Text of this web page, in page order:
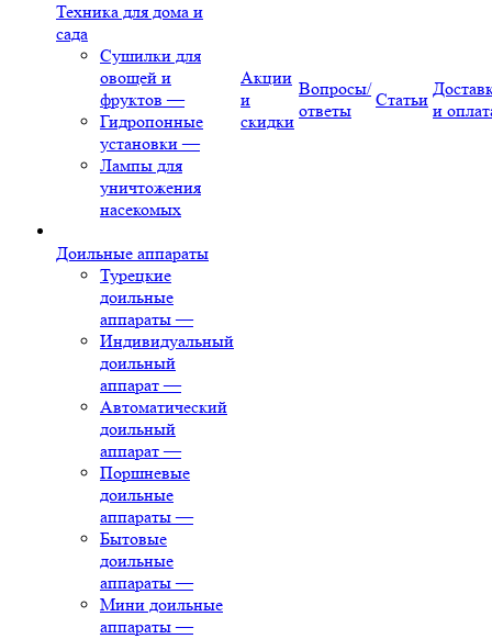
Техника для дома и
сада
Сушилки для
овощей и
фруктов —
Гидропонные
установки —
Лампы для
уничтожения
насекомых
Доильные аппараты
Турецкие
доильные
аппараты —
Индивидуальный
доильный
аппарат —
Автоматический
доильный
аппарат —
Поршневые
доильные
аппараты —
Бытовые
доильные
аппараты —
Мини доильные
аппараты —
Акции
и
скидки
Вопросы/
ответы
Статьи
и